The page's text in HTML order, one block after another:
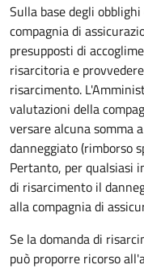
Sulla base degli
compagnia di
presupposti di
risarcitoria e
risarcimento.
valutazioni della
versare alcuna somma
danneggiato (rimborso
Pertanto, per qualsiasi
di risarcimento il
alla compagnia di
Se la domanda di
può proporre ricorso